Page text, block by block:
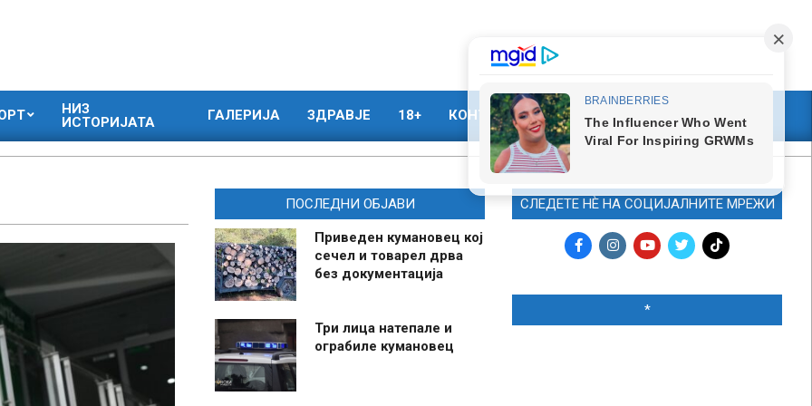
НИЗ
ИСТОРИЈАТА
ГАЛЕРИЈА ЗДРАВЈЕ 18+ КОНТАКТ МАРКЕТИНГ
ПОСЛЕДНИ ОБЈАВИ
Приведен кумановец кој
сечел и товарел дрва
без документација
Три лица натепале и
ограбиле кумановец
СЛЕДЕТЕ НЀ НА СОЦИЈАЛНИТЕ МРЕЖИ
*